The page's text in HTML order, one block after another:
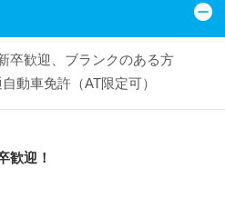
卒歓迎、ブランクのある方
動車免許（AT限定可）
歓迎！